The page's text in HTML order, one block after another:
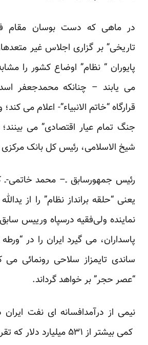
در ماهی که دست بوسان مقام
تاریخی” بر گزاری اجلاس غیر
پایوران “ نظام” اوضاع کشور را
قرارگاه “خاتم الانبیاء”- اعلام می
جنگ تمام عیار اقتصادی” می
شیخ الاسلامی، رئیس کل بانک
رئیس جمهورسابق ـ– محمد خاتمی-
یعنی “حلقه برانداز نظام” را از
نماینده ولی‌فقیه درسپاه ورییس
پاسداران، می گیرد ایران را در
ساندی تایمزاز سلاحی رونمائی
“عصر حجر” بر خواهد گرداند.
نیمی از درآمدافسانه ای نفت
کمی بیشتر از ۵۳۱ میلیارد